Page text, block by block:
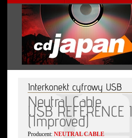
Interkonekt cyfrowy USB
Neutral Cable
USB REFERENCE I
(Improved)
Producent: NEUTRAL CABLE